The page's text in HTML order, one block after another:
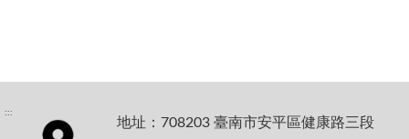
:::
地址：708203 臺南市安平區健康路三段